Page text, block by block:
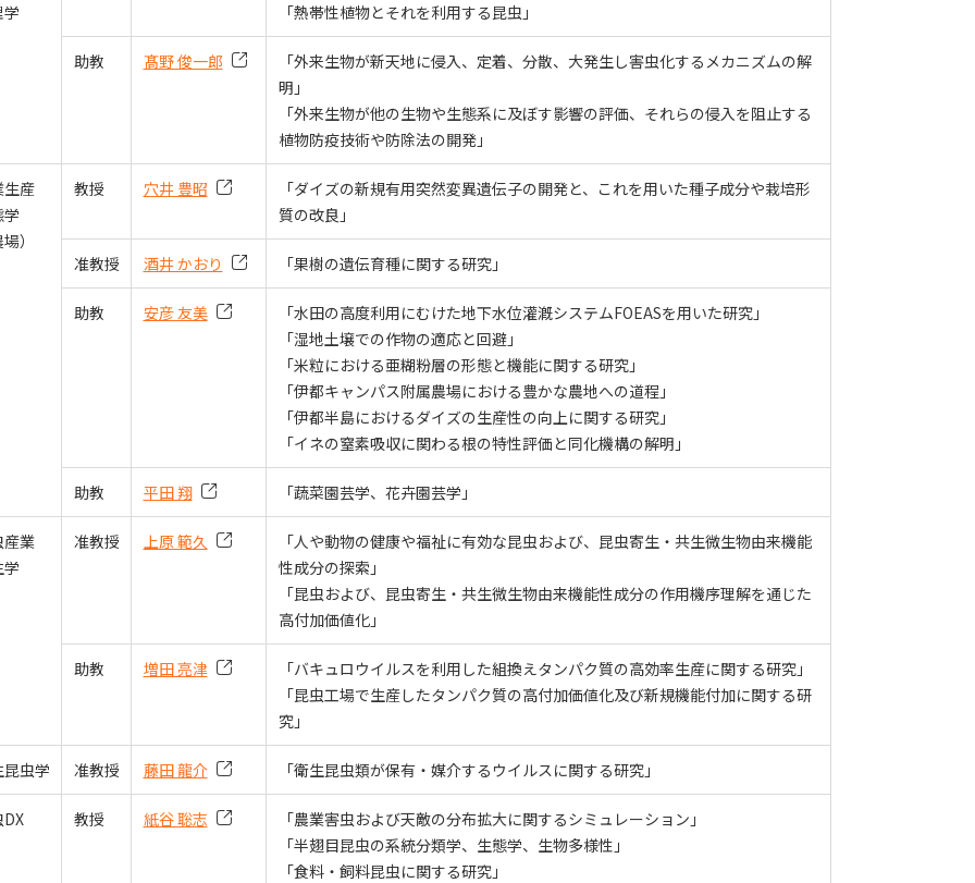
「熱帯性植物とそれを利用する昆虫」
助教 髙野 俊一郎
「外来生物が新天地に侵入、定着、分散、大発生し害虫化するメカニズムの解
明」
「外来生物が他の生物や生態系に及ぼす影響の評価、それらの侵入を阻止する
植物防疫技術や防除法の開発」
産
）
教授 穴井 豊昭
「ダイズの新規有用突然変異遺伝子の開発と、これを用いた種子成分や栽培形
質の改良」
准教授 酒井 かおり 「果樹の遺伝育種に関する研究」
助教 安彦 友美
「水田の高度利用にむけた地下水位灌漑システムFOEASを用いた研究」
「湿地土壌での作物の適応と回避」
「米粒における亜糊粉層の形態と機能に関する研究」
「伊都キャンパス附属農場における豊かな農地への道程」
「伊都半島におけるダイズの生産性の向上に関する研究」
「イネの窒素吸収に関わる根の特性評価と同化機構の解明」
助教 平田 翔 「蔬菜園芸学、花卉園芸学」
業
准教授 上原 範久
「人や動物の健康や福祉に有効な昆虫および、昆虫寄生・共生微生物由来機能
性成分の探索」
「昆虫および、昆虫寄生・共生微生物由来機能性成分の作用機序理解を通じた
高付加価値化」
助教 増田 亮津
「バキュロウイルスを利用した組換えタンパク質の高効率生産に関する研究」
「昆虫工場で生産したタンパク質の高付加価値化及び新規機能付加に関する研
究」
虫学 准教授 藤田 龍介 「衛生昆虫類が保有・媒介するウイルスに関する研究」
教授 紙谷 聡志
「農業害虫および天敵の分布拡大に関するシミュレーション」
「半翅目昆虫の系統分類学、生態学、生物多様性」
「食料・飼料昆虫に関する研究」